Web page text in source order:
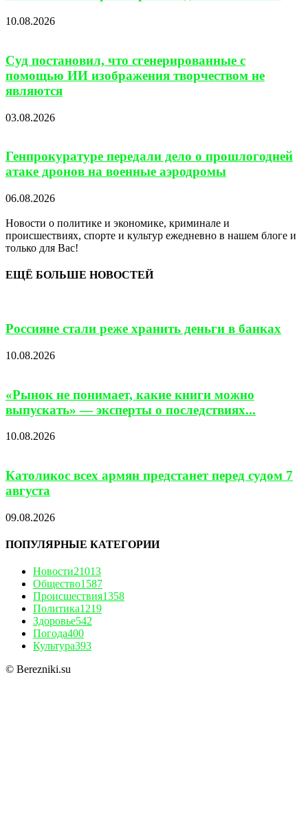
10.08.2026
Суд постановил, что сгенерированные с
помощью ИИ изображения творчеством не
являются
03.08.2026
Генпрокуратуре передали дело о прошлогодней
атаке дронов на военные аэродромы
06.08.2026
Новости о политике и экономике, криминале и
происшествиях, спорте и культур ежедневно в нашем блоге и
только для Вас!
ЕЩЁ БОЛЬШЕ НОВОСТЕЙ
Россияне стали реже хранить деньги в банках
10.08.2026
«Рынок не понимает, какие книги можно
выпускать» — эксперты о последствиях...
10.08.2026
Католикос всех армян предстанет перед судом 7
августа
09.08.2026
ПОПУЛЯРНЫЕ КАТЕГОРИИ
Новости21013
Общество1587
Происшествия1358
Политика1219
Здоровье542
Погода400
Культура393
© Berezniki.su